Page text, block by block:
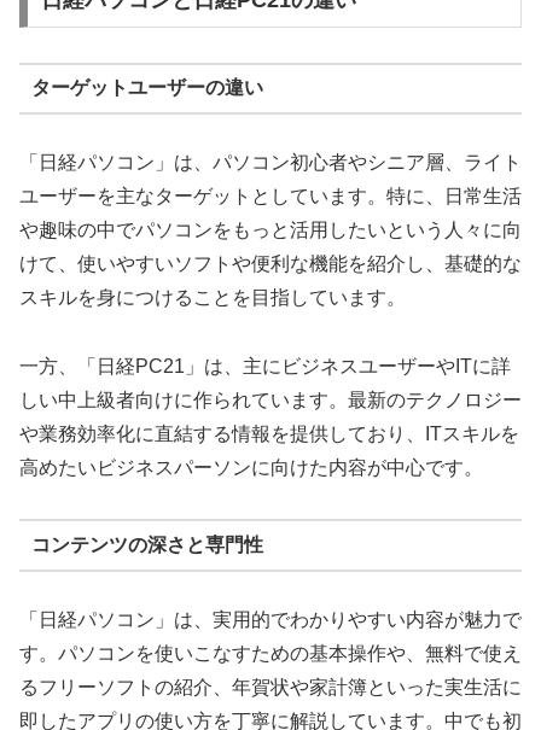
ターゲットユーザーの違い
「日経パソコン」は、パソコン初心者やシニア層、ライト
ユーザーを主なターゲットとしています。特に、日常生活
や趣味の中でパソコンをもっと活用したいという人々に向
けて、使いやすいソフトや便利な機能を紹介し、基礎的な
スキルを身につけることを目指しています。
一方、「日経PC21」は、主にビジネスユーザーやITに詳
しい中上級者向けに作られています。最新のテクノロジー
や業務効率化に直結する情報を提供しており、ITスキルを
高めたいビジネスパーソンに向けた内容が中心です。
コンテンツの深さと専門性
「日経パソコン」は、実用的でわかりやすい内容が魅力で
す。パソコンを使いこなすための基本操作や、無料で使え
るフリーソフトの紹介、年賀状や家計簿といった実生活に
即したアプリの使い方を丁寧に解説しています。中でも初